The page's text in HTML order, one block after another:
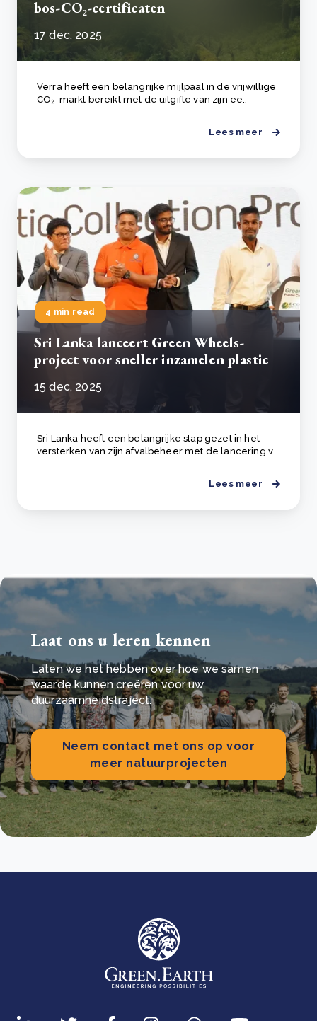
bos-CO₂-certificaten
17 dec, 2025
Verra heeft een belangrijke mijlpaal in de vrijwillige
CO₂-markt bereikt met de uitgifte van zijn ee..
Lees meer
4 min read
Sri Lanka lanceert Green Wheels-
project voor sneller inzamelen plastic
15 dec, 2025
Sri Lanka heeft een belangrijke stap gezet in het
versterken van zijn afvalbeheer met de lancering v..
Lees meer
Laat ons u leren kennen
Laten we het hebben over hoe we samen
waarde kunnen creëren voor uw
duurzaamheidstraject.
Neem contact met ons op voor
meer natuurprojecten